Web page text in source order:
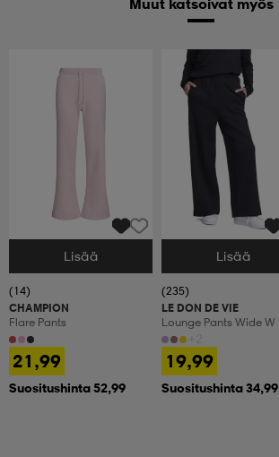
Valitse Koko
Lisää
(14)
CHAMPION
Flare Pants
21,99
Suositushinta 52,99
Valitse Koko
Lisää
(235)
LE DON DE VIE
Lounge Pants Wide W
19,99
Suositushinta 34,99